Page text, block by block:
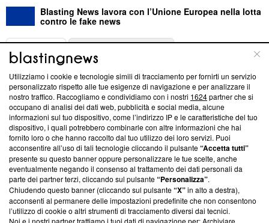
Blasting News lavora con l’Unione Europea nella lotta
contro le fake news
ABOUT
Questa sezione offre informazioni trasparenti su Blasting
News, sui nostri processi editoriali e su come ci impegniamo a
creare news di qualità. Inoltre, afferma la nostra aderenza a
‘Trust Project - News with Integrity’Blasting News non è
ancora membro del programma, ma ha richiesto di farne
parte; Trust Project non ha ancora effettuato una verifica di
conformità agli standard.
Su di noi
Team editoriale
Utilizziamo i cookie e tecnologie simili di tracciamento per fornirti un servizio
personalizzato rispetto alle tue esigenze di navigazione e per analizzare il
nostro traffico. Raccogliamo e condividiamo con i nostri 1624partner che si
occupano di analisi dei dati web, pubblicità e social media, alcune
informazioni sul tuo dispositivo, come l’indirizzo IP e le caratteristiche del tuo
dispositivo, i quali potrebbero combinarle con altre informazioni che hai
fornito loro o che hanno raccolto dal tuo utilizzo dei loro servizi. Puoi
acconsentire all’uso di tali tecnologie cliccando il pulsante“Accetta tutti”
presente su questo banner oppure personalizzare le tue scelte, anche
eventualmente negando il consenso al trattamento dei dati personali da
parte dei partner terzi, cliccando sul pulsante“Personalizza”.
Chiudendo questo banner (cliccando sul pulsante“X”in alto a destra),
acconsenti al permanere delle impostazioni predefinite che non consentono
l’utilizzo di cookie o altri strumenti di tracciamento diversi dai tecnici.
Noi e i nostri partner trattiamo i tuoi dati di navigazione per: Archiviare